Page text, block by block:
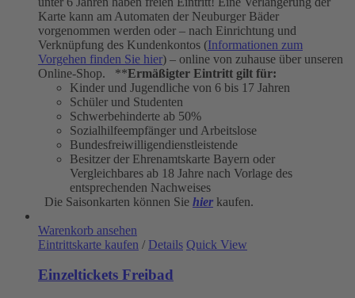
Karte kann am Automaten der Neuburger Bäder
vorgenommen werden oder – nach Einrichtung und
Verknüpfung des Kundenkontos (Informationen zum
Vorgehen finden Sie hier) – online von zuhause über unseren
Online-Shop. **Ermäßigter Eintritt gilt für:
Kinder und Jugendliche von 6 bis 17 Jahren
Schüler und Studenten
Schwerbehinderte ab 50%
Sozialhilfeempfänger und Arbeitslose
Bundesfreiwilligendienstleistende
Besitzer der Ehrenamtskarte Bayern oder
Vergleichbares ab 18 Jahre nach Vorlage des
entsprechenden Nachweises
Die Saisonkarten können Sie hier kaufen.
Warenkorb ansehen
Eintrittskarte kaufen / Details Quick View
Einzeltickets Freibad